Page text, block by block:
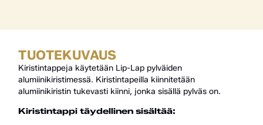
TUOTEKUVAUS
Kiristintappeja käytetään Lip-Lap pylväiden
alumiinikiristimessä. Kiristintapeilla kiinnitetään
alumiinikiristin tukevasti kiinni, jonka sisällä pylväs on.
Kiristintappi täydellinen sisältää: